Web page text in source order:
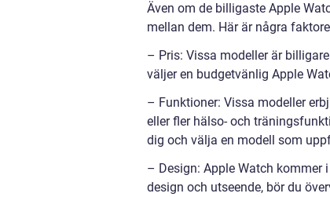
Även om de billigaste Apple
mellan dem. Här är några
– Pris: Vissa modeller är
väljer en budgetvänlig Apple
– Funktioner: Vissa modeller
eller fler hälso- och
dig och välja en modell som
– Design: Apple Watch kommer
design och utseende, bör du